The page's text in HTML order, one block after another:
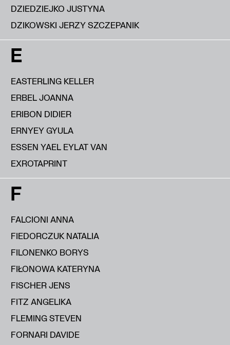
DZIEDZIEJKO JUSTYNA
DZIKOWSKI JERZY SZCZEPANIK
E
EASTERLING KELLER
ERBEL JOANNA
ERIBON DIDIER
ERNYEY GYULA
ESSEN YAEL EYLAT VAN
EXROTAPRINT
F
FALCIONI ANNA
FIEDORCZUK NATALIA
FILONENKO BORYS
FIŁONOWA KATERYNA
FISCHER JENS
FITZ ANGELIKA
FLEMING STEVEN
FORNARI DAVIDE